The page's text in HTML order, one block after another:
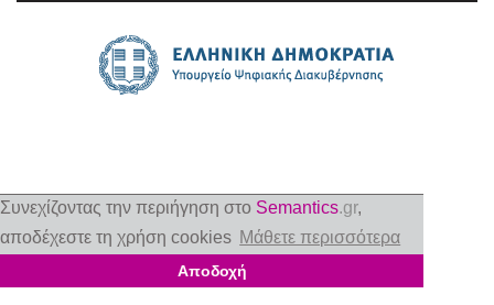
Συνεχίζοντας την περιήγηση στο Semantics.gr,
αποδέχεστε τη χρήση cookies Μάθετε περισσότερα
Αποδοχή